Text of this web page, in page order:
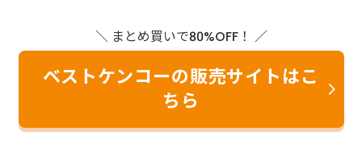
＼ まとめ買いで80%OFF！ ／
ベストケンコーの販売サイトはこ
ちら